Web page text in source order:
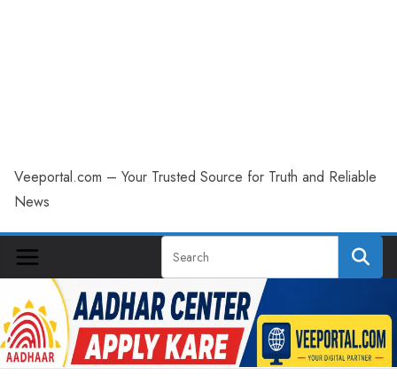
Veeportal.com – Your Trusted Source for Truth and Reliable
News